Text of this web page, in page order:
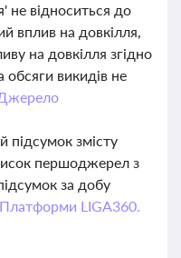
не відноситься до
вплив на довкілля,
на довкілля згідно
викидів не
змісту
першоджерел з
за добу
Платформи LIGA360.